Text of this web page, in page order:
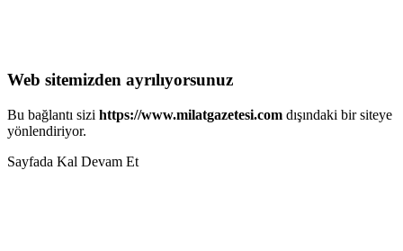
Web sitemizden ayrılıyorsunuz
Bu bağlantı sizi https://www.milatgazetesi.com dışındaki bir siteye
yönlendiriyor.
Sayfada Kal Devam Et